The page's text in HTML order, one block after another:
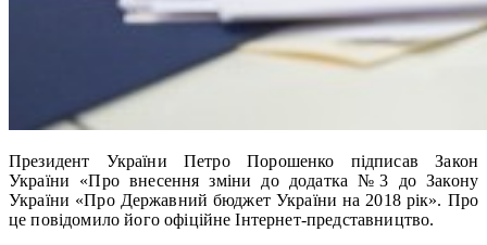
Президент України Петро Порошенко підписав Закон
України «Про внесення зміни до додатка №3 до Закону
України «Про Державний бюджет України на 2018 рік». Про
це повідомило його офіційне Інтернет-представництво.